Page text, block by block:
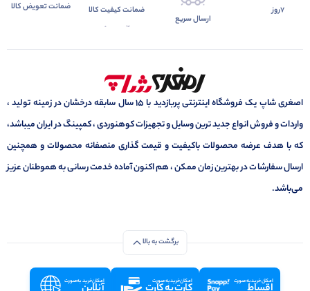
7روز
ارسال سریع
ضمانت کیفیت کالا ضمانت تعویض کالا
اصغری شاپ یک فروشگاه اینترنتی پربازدید با 15 سال سابقه درخشان در زمینه تولید ،
واردات و فروش انواع جدید ترین وسایل و تجهیزات کوهنوردی ، کمپینگ در ایران میباشد،
که با هدف عرضه محصولات باکیفیت و قیمت گذاری منصفانه محصولات و همچنین
ارسال سفارشات در بهترین زمان ممکن ، هم اکنون آماده خدمت رسانی به هموطنان عزیز
می‌باشد.
برگشت به بالا
امکان خرید به صورت امکان خرید به صورت امکان خرید به صورت